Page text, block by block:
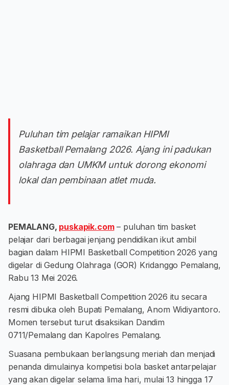
Puluhan tim pelajar ramaikan HIPMI
Basketball Pemalang 2026. Ajang ini padukan
olahraga dan UMKM untuk dorong ekonomi
lokal dan pembinaan atlet muda.
PEMALANG, puskapik.com– puluhan tim basket
pelajar dari berbagai jenjang pendidikan ikut ambil
bagian dalam HIPMI Basketball Competition 2026 yang
digelar di Gedung Olahraga (GOR) Kridanggo Pemalang,
Rabu 13 Mei 2026.
Ajang HIPMI Basketball Competition 2026 itu secara
resmi dibuka oleh Bupati Pemalang, Anom Widiyantoro.
Momen tersebut turut disaksikan Dandim
0711/Pemalang dan Kapolres Pemalang.
Suasana pembukaan berlangsung meriah dan menjadi
penanda dimulainya kompetisi bola basket antarpelajar
yang akan digelar selama lima hari, mulai 13 hingga 17